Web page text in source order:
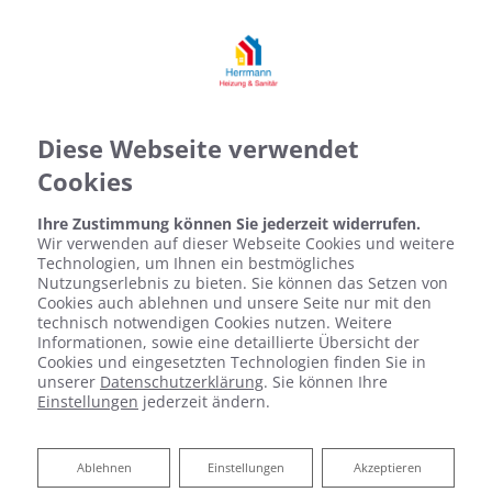
Diese Webseite verwendet
Cookies
Ihre Zustimmung können Sie jederzeit widerrufen.
Wir verwenden auf dieser Webseite Cookies und weitere
Technologien, um Ihnen ein bestmögliches
Nutzungserlebnis zu bieten. Sie können das Setzen von
Cookies auch ablehnen und unsere Seite nur mit den
technisch notwendigen Cookies nutzen. Weitere
Informationen, sowie eine detaillierte Übersicht der
Cookies und eingesetzten Technologien finden Sie in
unserer Datenschutzerklärung. Sie können Ihre
Einstellungen jederzeit ändern.
Akzeptieren
Einstellungen
Ablehnen
Ablehnen